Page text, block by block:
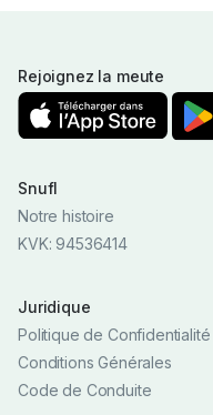
Rejoignez la meute
Snufl
Notre histoire
KVK: 94536414
Juridique
Politique de Confidentialité
Conditions Générales
Code de Conduite